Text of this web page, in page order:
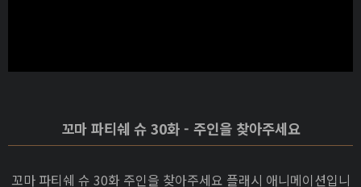
꼬마 파티쉐 슈 30화 - 주인을 찾아주세요
꼬마 파티쉐 슈 30화 주인을 찾아주세요 플래시 애니메이션입니